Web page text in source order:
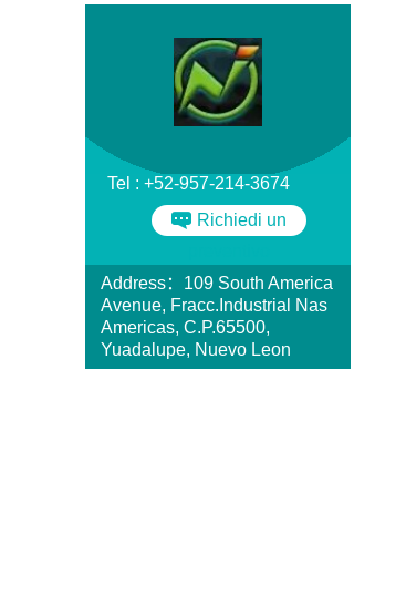
Tel : +52-957-214-3674
Richiedi un
Address：109 South America
Avenue, Fracc.Industrial Nas
Americas, C.P.65500,
Yuadalupe, Nuevo Leon